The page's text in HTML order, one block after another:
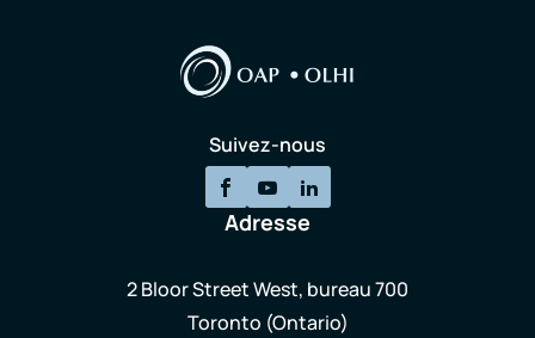
Suivez-nous
Adresse
2 Bloor Street West, bureau 700
Toronto (Ontario)